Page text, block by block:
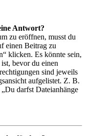
Antwort?
zu eröffnen, musst du
einen Beitrag zu
klicken. Es könnte sein,
bevor du einen
sind jeweils
aufgelistet. Z. B.
darfst Dateianhänge